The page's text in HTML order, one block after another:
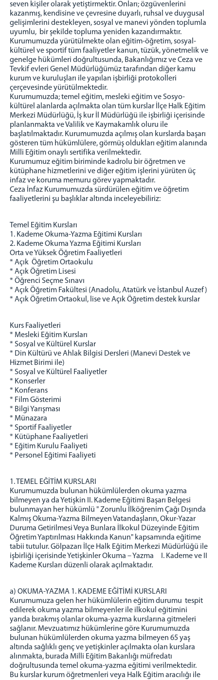
seven kişiler olarak yetiştirmektir. Onları; özgüvenlerini
kazanmış, kendisine ve çevresine duyarlı, ruhsal ve duygusal
gelişimlerini destekleyen, sosyal ve manevi yönden toplumla
uyumlu, bir şekilde topluma yeniden kazandırmaktır.
Kurumumuzda yürütülmekte olan eğitim-öğretim, sosyal-
kültürel ve sportif tüm faaliyetler kanun, tüzük, yönetmelik ve
genelge hükümleri doğrultusunda, Bakanlığımız ve Ceza ve
Tevkif evleri Genel Müdürlüğümüz tarafından diğer kamu
kurum ve kuruluşları ile yapılan işbirliği protokolleri
çerçevesinde yürütülmektedir.
Kurumumuzda; temel eğitim, mesleki eğitim ve Sosyo-
kültürel alanlarda açılmakta olan tüm kurslar İlçe Halk Eğitim
Merkezi Müdürlüğü, İş kur İl Müdürlüğü ile işbirliği içerisinde
planlanmakta ve Valilik ve Kaymakamlık oluru ile
başlatılmaktadır. Kurumumuzda açılmış olan kurslarda başarı
gösteren tüm hükümlülere, görmüş oldukları eğitim alanında
Milli Eğitim onaylı sertifika verilmektedir.
Kurumumuz eğitim biriminde kadrolu bir öğretmen ve
kütüphane hizmetlerini ve diğer eğitim işlerini yürüten üç
infaz ve koruma memuru görev yapmaktadır.
Ceza İnfaz Kurumumuzda sürdürülen eğitim ve öğretim
faaliyetlerini şu başlıklar altında inceleyebiliriz:
Temel Eğitim Kursları
1. Kademe Okuma-Yazma Eğitimi Kursları
2. Kademe Okuma Yazma Eğitimi Kursları
Orta ve Yüksek Öğretim Faaliyetleri
* Açık Öğretim Ortaokulu
* Açık Öğretim Lisesi
* Öğrenci Seçme Sınavı
* Açık Öğretim Fakültesi (Anadolu, Atatürk ve İstanbul Auzef)
* Açık Öğretim Ortaokul, lise ve Açık Öğretim destek kurslar
Kurs Faaliyetleri
* Mesleki Eğitim Kursları
* Sosyal ve Kültürel Kurslar
* Din Kültürü ve Ahlak Bilgisi Dersleri (Manevi Destek ve
Hizmet Birimi ile)
* Sosyal ve Kültürel Faaliyetler
* Konserler
* Konferans
* Film Gösterimi
* Bilgi Yarışması
* Münazara
* Sportif Faaliyetler
* Kütüphane Faaliyetleri
* Eğitim Kurulu Faaliyeti
* Personel Eğitimi Faaliyeti
1. TEMEL EĞİTİM KURSLARI
Kurumumuzda bulunan hükümlülerden okuma yazma
bilmeyen ya da Yetişkin II. Kademe Eğitimi Başarı Belgesi
bulunmayan her hükümlü " Zorunlu İlköğrenim Çağı Dışında
Kalmış Okuma-Yazma Bilmeyen Vatandaşların, Okur-Yazar
Duruma Getirilmesi Veya Bunlara İlkokul Düzeyinde Eğitim
Öğretim Yaptırılması Hakkında Kanun" kapsamında eğitime
tabii tutulur. Gölpazarı İlçe Halk Eğitim Merkezi Müdürlüğü ile
işbirliği içerisinde Yetişkinler Okuma – Yazma I. Kademe ve II
Kademe Kursları düzenli olarak açılmaktadır.
a) OKUMA-YAZMA 1. KADEME EĞİTİMİ KURSLARI
Kurumumuza gelen her hükümlülerin eğitim durumu tespit
edilerek okuma yazma bilmeyenler ile ilkokul eğitimini
yarıda bırakmış olanlar okuma-yazma kurslarına gitmeleri
sağlanır. Mevzuatımız hükümlerine göre Kurumumuzda
bulunan hükümlülerden okuma yazma bilmeyen 65 yaş
altında sağlıklı genç ve yetişkinler açılmakta olan kurslara
alınmakta, burada Milli Eğitim Bakanlığı müfredatı
doğrultusunda temel okuma-yazma eğitimi verilmektedir.
Bu kurslar kurum öğretmenleri veya Halk Eğitim aracılığı ile